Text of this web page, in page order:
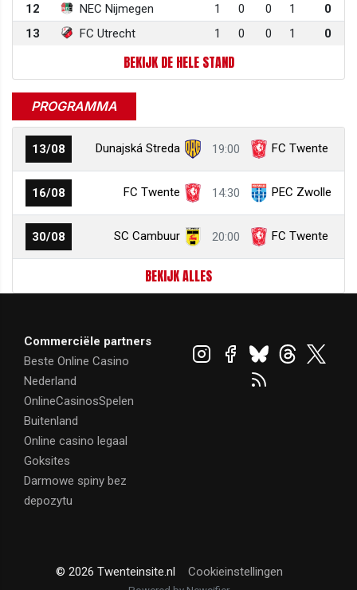
12
NEC Nijmegen 1 0 0 1
0
13
FC Utrecht 1 0 0 1 0
BEKIJK DE HELE STAND
PROGRAMMA
13/08 Dunajská Streda 19:00 FC Twente
16/08 FC Twente 14:30 PEC Zwolle
30/08 SC Cambuur 20:00 FC Twente
BEKIJK ALLES
Commerciële partners
Beste Online Casino
Nederland
OnlineCasinosSpelen
Buitenland
Online casino legaal
Goksites
Darmowe spiny bez
depozytu
© 2026 Twenteinsite.nl Cookieinstellingen